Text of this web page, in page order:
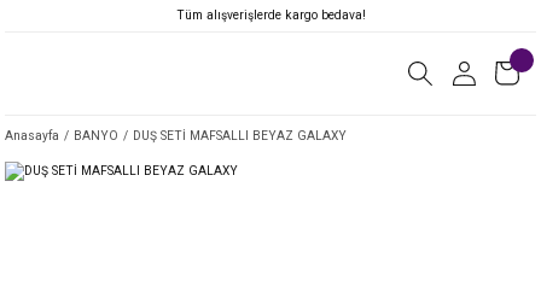
Tüm alışverişlerde kargo bedava!
Anasayfa BANYO DUŞ SETİ MAFSALLI BEYAZ GALAXY